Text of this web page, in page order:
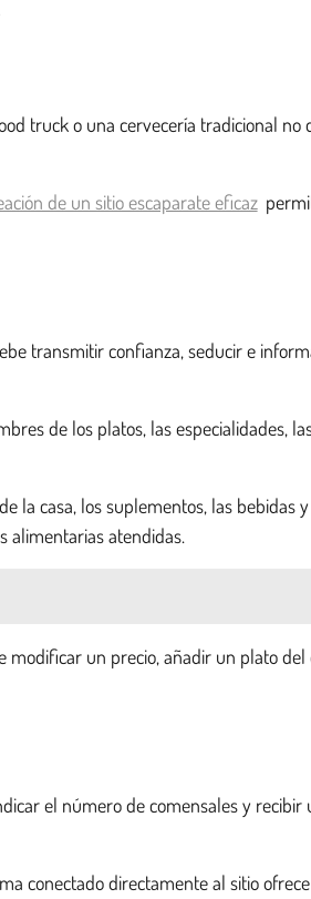
truck o una cervecería tradicional
de un sitio escaparate eficaz
transmitir confianza, seducir e
de los platos, las especialidades,
la casa, los suplementos, las
alimentarias atendidas.
un precio, añadir un plato
el número de comensales y
conectado directamente al sitio